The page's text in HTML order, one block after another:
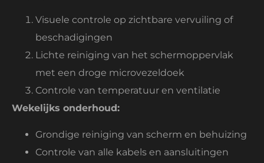
Visuele controle op zichtbare vervuiling of
beschadigingen
Lichte reiniging van het schermoppervlak
met een droge microvezeldoek
Controle van temperatuur en ventilatie
Wekelijks onderhoud:
Grondige reiniging van scherm en behuizing
Controle van alle kabels en aansluitingen